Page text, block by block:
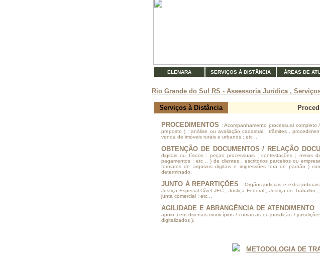
ELENARA SERVIÇOS À DISTÂNCIA ÁREAS DE
Rio Grande do Sul RS - Assessoria Jurídica ,
Serviços à Distância
PROCEDIMENTOS
: Acompanhamento processual
preposto ) ; análise ou avaliação cadastral , trâmites ,
venda de imóveis rurais e urbanos ; etc ..
OBTENÇÃO DE DOCUMENTOS / RELAÇÃO
digitais ou físicos : peças processuais ; contestações ; meios
pagamentos ; etc .. ) de clientes , escritórios parceiros ou
formatos de arquivos digitais e impressões fora de padrão )
determinado.
JUNTO À REPARTIÇÕES
: Orgãos judiciais e extra-
Justiça Especial Cível JEC ; Justiça Federal ; Justiça do
junta comercial ; etc ..
AGILIDADE E ABRANGÊNCIA DE ATENDIMENTO :
apoio ) em diversos municípios / comarcas ou jurisdição /
digitalizados ).
METODOLOGIA DE